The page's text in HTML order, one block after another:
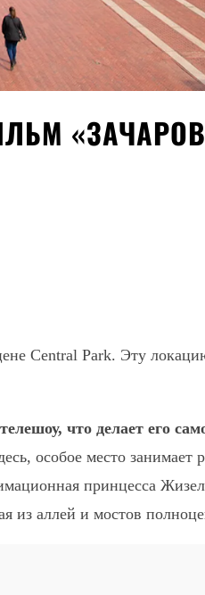
Central Park. Эту
что делает его
особое место занимает
принцесса
из аллей и мостов